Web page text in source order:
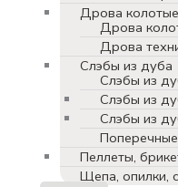
Дрова колотые
Дрова
Дрова
Слэбы из дуба
Слэбы из
Слэбы из
Слэбы из
Пеллеты,
Щепа, опилки,